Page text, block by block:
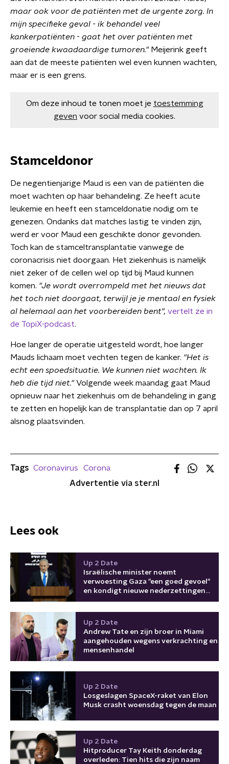
maar ook voor de patiënten met de urgente zorg. In
mijn specifieke geval - ik behandel veel
kankerpatiënten - gaat het over patiënten met
groeiende kwaadaardige tumoren." Meijerink geeft
aan dat de meeste patiënten wel even kunnen wachten,
maar er is een grens.
Om deze inhoud te tonen moet je toestemming
geven voor social media cookies.
Stamceldonor
De negentienjarige Maud is een van de patiënten die
moet wachten op haar behandeling. Ze heeft acute
leukemie en heeft een stamceldonatie nodig om te
genezen. Ondanks dat matches lastig te vinden zijn,
werd er voor Maud een geschikte donor gevonden.
Toch kan de stamceltransplantatie vanwege de
coronacrisis niet doorgaan. Het ziekenhuis is namelijk
niet zeker of de cellen wel op tijd bij Maud kunnen
komen. "Je wordt overrompeld met het nieuws dat
het toch niet doorgaat, terwijl je je mentaal en fysiek
al helemaal aan het voorbereiden bent", vertelt ze in
de TopiX-podcast.
Hoe langer de operatie uitgesteld wordt, hoe langer
Mauds lichaam moet vechten tegen de kanker. "Het is
echt een spoedsituatie. We kunnen niet wachten. Ik
heb die tijd niet."Volgende week maandag gaat Maud
opnieuw naar het ziekenhuis om de behandeling in gang
te zetten en hopelijk kan de transplantatie dan op 7 april
alsnog plaatsvinden.
Tags Coronavirus
Corona
Advertentie via ster.nl
Lees ook
Up 2 Date
Israëlische minister noemt
verwoesting Gaza "een goed gevoel"
en kondigt nieuwe nederzettingen
Up 2 Date
Andrew Tate en zijn broer in Miami
aangehouden wegens verkrachting en
mensenhandel
Up 2 Date
Losgeslagen SpaceX-raket van Elon
Musk crasht woensdag tegen de maan
Up 2 Date
Hitproducer Tay Keith donderdag
overleden: Tien hits die zijn naam